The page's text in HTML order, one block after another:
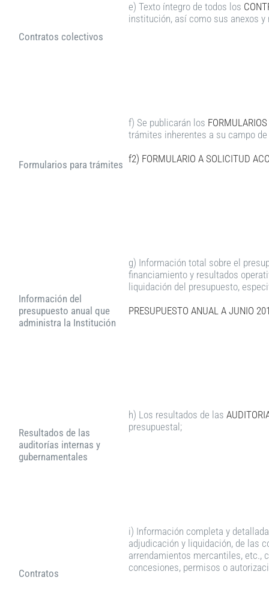
Contratos colectivos
e) Texto íntegro de todos los
institución, así como sus anexos y
Formularios para trámites
f) Se publicarán los
trámites inherentes a su campo
f2) FORMULARIO A SOLICITUD
Información del
presupuesto anual que
administra la Institución
g) Información total sobre el
financiamiento y resultados
liquidación del presupuesto,
PRESUPUESTO ANUAL A JUNIO
Resultados de las
auditorías internas y
gubernamentales
h) Los resultados de las
presupuestal;
Contratos
i) Información completa y
adjudicación y liquidación, de las
arrendamientos mercantiles, etc.,
concesiones, permisos o